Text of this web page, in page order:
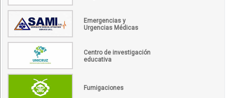
Emergencias y
Urgencias Médicas
Centro de investigación
educativa
Fumigaciones